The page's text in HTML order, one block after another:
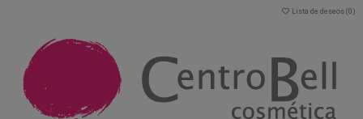
Lista de deseos (0 )